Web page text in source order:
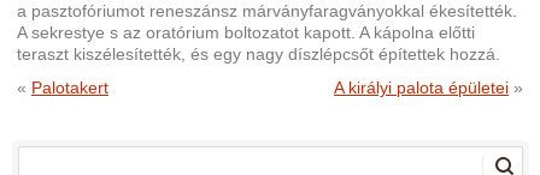
a pasztofóriumot reneszánsz márványfaragványokkal ékesítették.
A sekrestye s az oratórium boltozatot kapott. A kápolna előtti
teraszt kiszélesítették, és egy nagy díszlépcsőt építettek hozzá.
« Palotakert A királyi palota épületei »